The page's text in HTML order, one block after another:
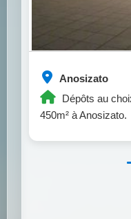
Anosizato
Dépôts au
450m² à Anosizato.